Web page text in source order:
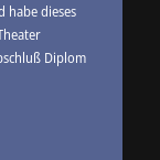
habe dieses
Diplom